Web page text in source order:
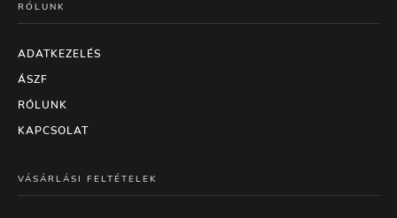
RÓLUNK
ADATKEZELÉS
ÁSZF
RÓLUNK
KAPCSOLAT
VÁSÁRLÁSI FELTÉTELEK